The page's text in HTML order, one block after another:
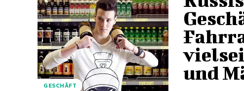
GESCHÄFT
und